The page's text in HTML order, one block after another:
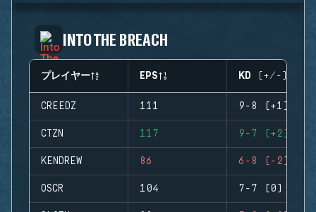
INTO THE BREACH
プレイヤー EPS KD (+/-)
CREEDZ 111 9-8 (+1)
CTZN 117 9-7 (+2)
KENDREW 86 6-8 (-2)
OSCR 104 7-7 (0)